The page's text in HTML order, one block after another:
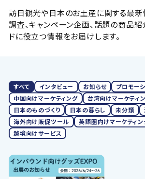
訪日観光や日本のお土産に関する最新
調査、キャンペーン企画、話題の商品紹
ドに役立つ情報をお届けします。
すべて インタビュー お知らせ
プロモー
中国向けマーケティング
台湾向けマーケティ
日本のものづくり
日本の暮らし 未分類
海外向け販促ツール
英語圏向けマーケティン
越境向けサービス